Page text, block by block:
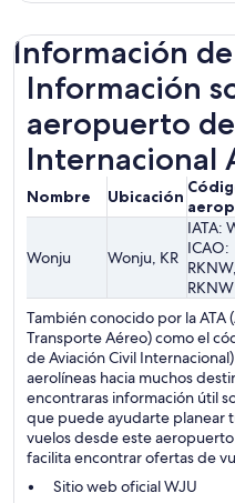
Información
Información
aeropuerto
Internacional
Nombre Ubicación
Wonju Wonju, KR
IATA:
ICAO:
RKNW
También conocido por la ATA
Transporte Aéreo) como el
de Aviación Civil
aerolíneas hacia muchos
encontraras información útil
que puede ayudarte planear
vuelos desde este
facilita encontrar ofertas de
Sitio web oficial WJU